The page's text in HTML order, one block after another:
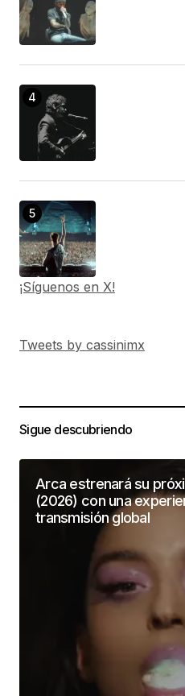
¡Síguenos en X!
Tweets by cassinimx
Sigue descubriendo
Arca estrenará su
(2026) con una
transmisión global